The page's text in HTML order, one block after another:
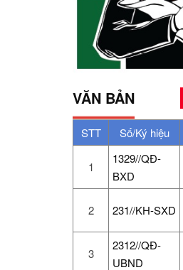
VĂN BẢN
STT Số/Ký hiệu
1
1329//QĐ-
BXD
2 231//KH-SXD
3
2312//QĐ-
UBND